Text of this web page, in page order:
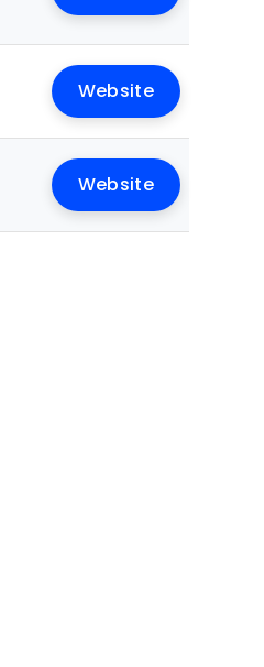
Website
Website